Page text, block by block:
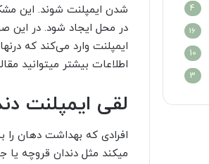
شدن ایمپلنت شوند. این
در محل ایجاد شود. در این
ایمپلنت وارد می‌کند که
اطلاعات بیشتر میتوانید
لقی ایمپلنت
افرادی که بهداشت دهان را
میکند مثل دندان قروچه یا
4
16
10
3